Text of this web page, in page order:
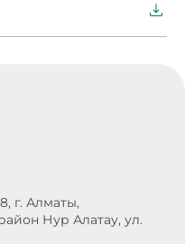
г. Алматы,
Нур Алатау, ул.